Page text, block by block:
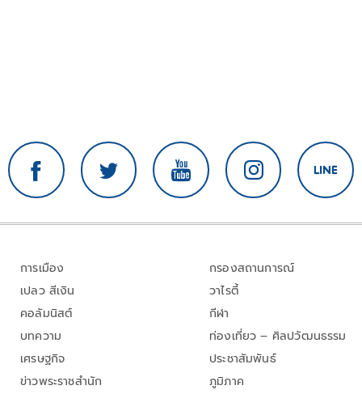
การเมือง
เปลว สีเงิน
คอลัมนิสต์
บทความ
เศรษฐกิจ
ข่าวพระราชสำนัก
กรองสถานการณ์
วาไรตี้
กีฬา
ท่องเที่ยว – ศิลปวัฒนธรรม
ประชาสัมพันธ์
ภูมิภาค